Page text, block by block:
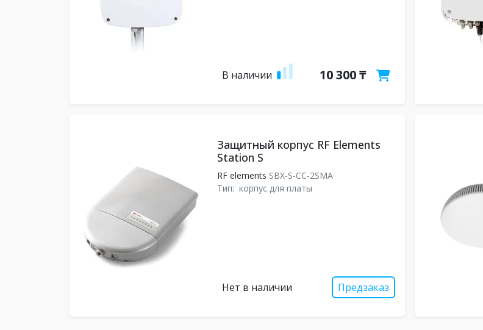
В наличии 10 300 ₸
Защитный корпус RF Elements
Station S
RF elements SBX-S-CC-2SMA
Тип: корпус для платы
Нет в наличии Предзаказ